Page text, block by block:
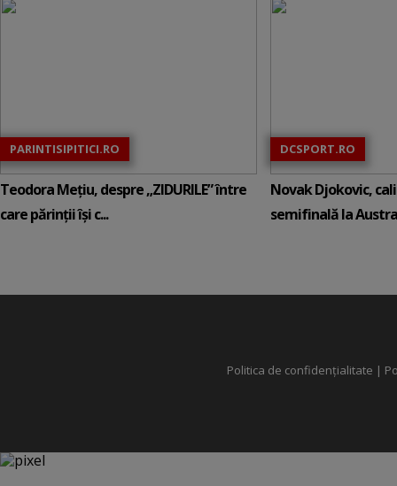
PARINTISIPITICI.RO
Teodora Mețiu, despre „ZIDURILE” între
care părinții își c...
DCSPORT.RO
Novak Djokovic,
semifinală la
Politica de confidențialitate |